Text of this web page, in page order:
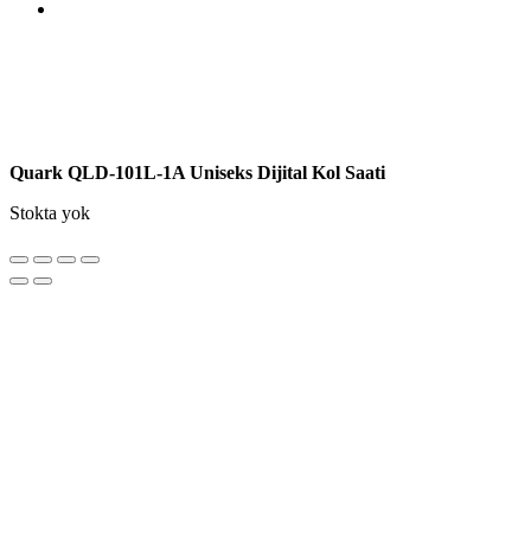
Quark QLD-101L-1A Uniseks Dijital Kol Saati
Stokta yok